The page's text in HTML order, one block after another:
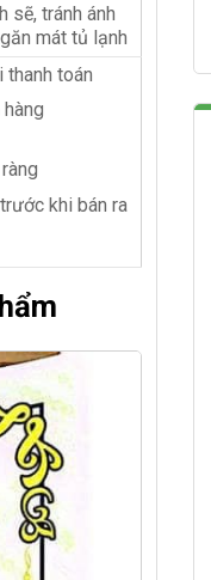
sẽ, tránh ánh
mát tủ lạnh
toán
khi bán ra